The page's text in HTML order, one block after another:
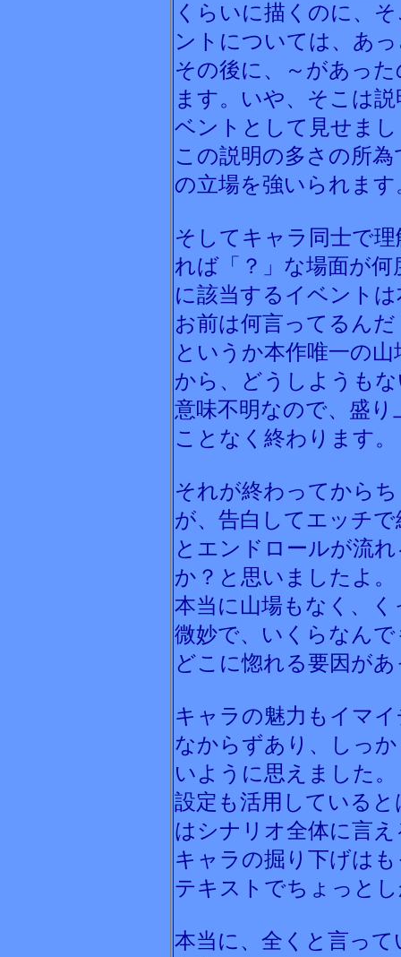
くらいに描くのに、
ントについては、あ
その後に、～があっ
ます。いや、そこは
ベントとして見せま
この説明の多さの所
の立場を強いられま
そしてキャラ同士で
れば「？」な場面が
に該当するイベント
お前は何言ってるん
というか本作唯一の
から、どうしようも
意味不明なので、盛
ことなく終わります。
それが終わってから
が、告白してエッチ
とエンドロールが流
か？と思いましたよ。
本当に山場もなく、
微妙で、いくらなん
どこに惚れる要因が
キャラの魅力もイマ
なからずあり、しっ
いように思えました。
設定も活用している
はシナリオ全体に言
キャラの掘り下げは
テキストでちょっと
本当に、全くと言っ